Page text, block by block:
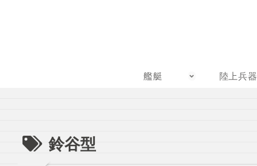
艦艇 陸上兵器
鈴谷型